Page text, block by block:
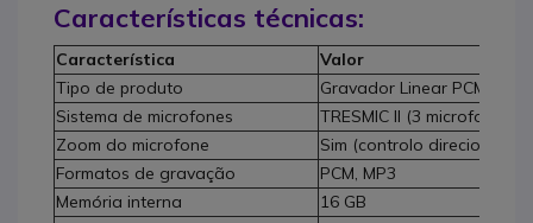
Características técnicas:
Característica
Valor
Tipo de produto
Gravador Linear PCM
Sistema de microfones
TRESMIC II (3 microfones)
Zoom do microfone
Sim (controlo direcional)
Formatos de gravação
PCM, MP3
Memória interna
16 GB